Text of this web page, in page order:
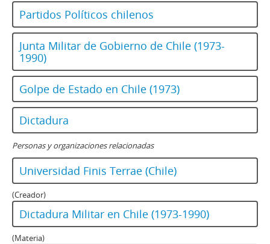
Partidos Políticos chilenos
Junta Militar de Gobierno de Chile (1973-
1990)
Golpe de Estado en Chile (1973)
Dictadura
Personas y organizaciones relacionadas
Universidad Finis Terrae (Chile)
(Creador)
Dictadura Militar en Chile (1973-1990)
(Materia)